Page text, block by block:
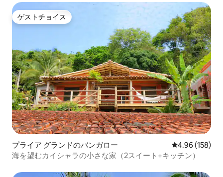
ゲストチョイス
ゲストチョイス
プライア グランドのバンガロー レビュー158
4.96 (158)
海を望むカイシャラの小さな家（2スイート+キッチン）